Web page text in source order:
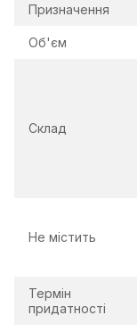
Призначення
Об'єм
Склад
Не містить
Термін
придатності